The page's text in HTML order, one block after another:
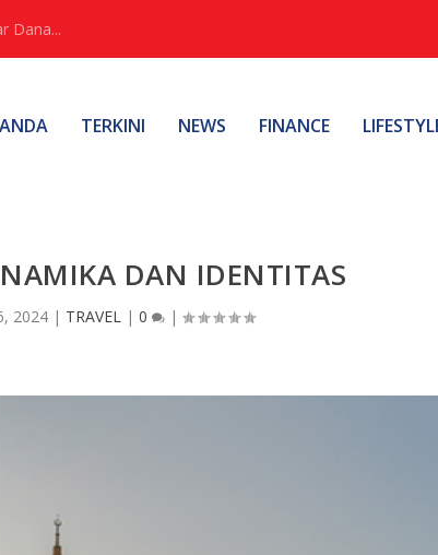
Dana...
TERKINI NEWS FINANCE
DAN IDENTITAS
2024| TRAVEL| 0 |